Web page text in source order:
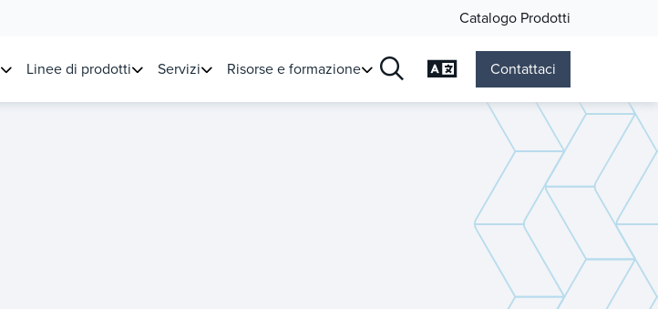
Catalogo Prodotti
Linee di prodotti Servizi Risorse e formazione Cambia lingua
Contattaci